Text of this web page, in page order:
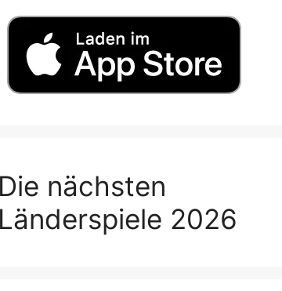
Die nächsten
Länderspiele 2026